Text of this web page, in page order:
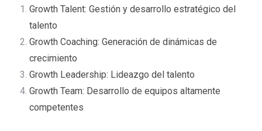
Growth Talent: Gestión y desarrollo estratégico del
talento
Growth Coaching: Generación de dinámicas de
crecimiento
Growth Leadership: Lideazgo del talento
Growth Team: Desarrollo de equipos altamente
competentes